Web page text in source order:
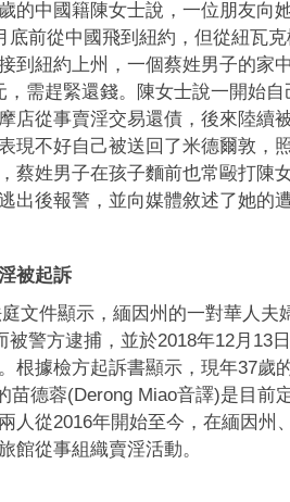
的中國籍陳女士說，一位朋友向
底前從中國飛到紐約，但從紐瓦
到紐約上州，一個蔡姓男子的家
，需趕緊還錢。陳女士說一開始
店從事賣淫交易還債，後來陸續
現不好自己被送回了米德爾敦，
蔡姓男子在孩子麵前也常毆打陳
出後報警，並向媒體敘述了她的
被起訴
文件顯示，緬因州的一對華人夫
被警方逮捕，並於2018年12月13
根據檢方起訴書顯示，現年37歲
苗德蓉(Derong Miao音譯)是目前
人從2016年開始至今，在緬因州
館從事組織賣淫活動。